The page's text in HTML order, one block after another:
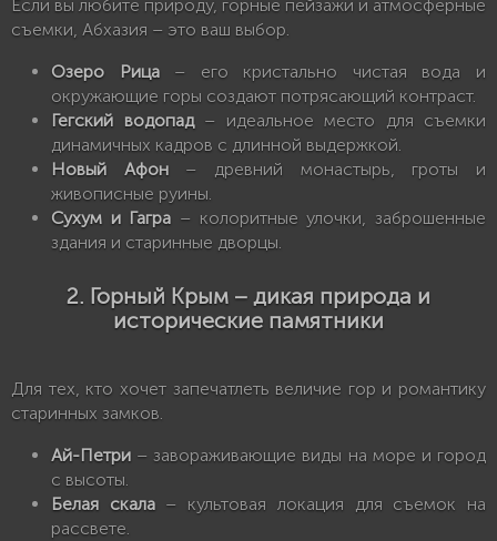
Если вы любите природу, горные пейзажи и атмосферные
съемки, Абхазия – это ваш выбор.
Озеро Рица– его кристально чистая вода и
окружающие горы создают потрясающий контраст.
Гегский водопад– идеальное место для съемки
динамичных кадров с длинной выдержкой.
Новый Афон– древний монастырь, гроты и
живописные руины.
Сухум и Гагра – колоритные улочки, заброшенные
здания и старинные дворцы.
2. Горный Крым – дикая природа и
исторические памятники
Для тех, кто хочет запечатлеть величие гор и романтику
старинных замков.
Ай-Петри – завораживающие виды на море и город
с высоты.
Белая скала– культовая локация для съемок на
рассвете.